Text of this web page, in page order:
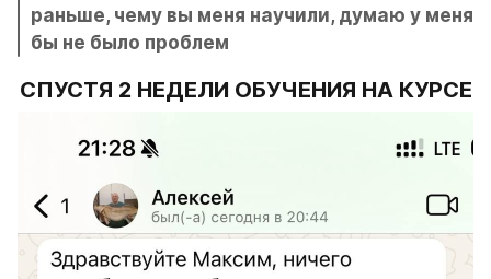
раньше, чему вы меня научили, думаю у меня
бы не было проблем
СПУСТЯ 2 НЕДЕЛИ ОБУЧЕНИЯ НА КУРСЕ